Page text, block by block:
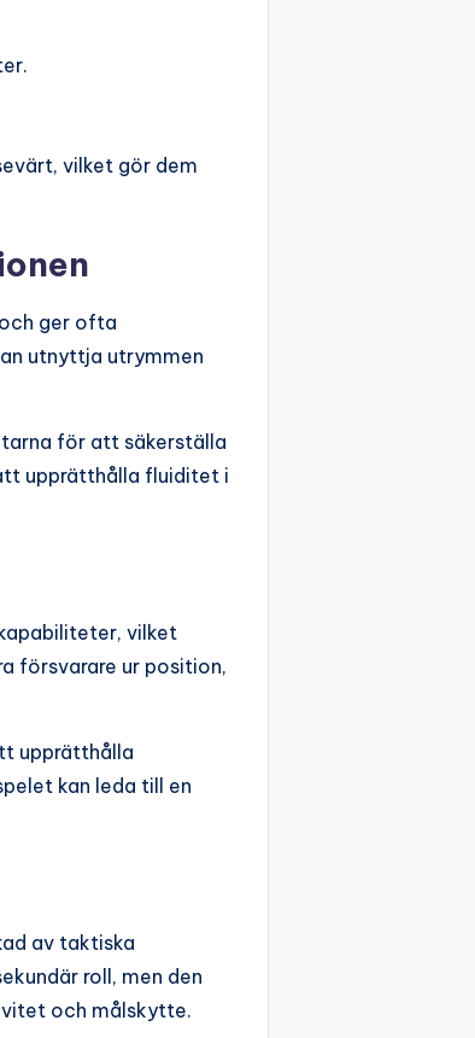
vilket gör dem
ger ofta
utnyttja utrymmen
för att säkerställa
upprätthålla fluiditet i
vilket
försvarare ur position,
upprätthålla
kan leda till en
av taktiska
roll, men den
och målskytte.